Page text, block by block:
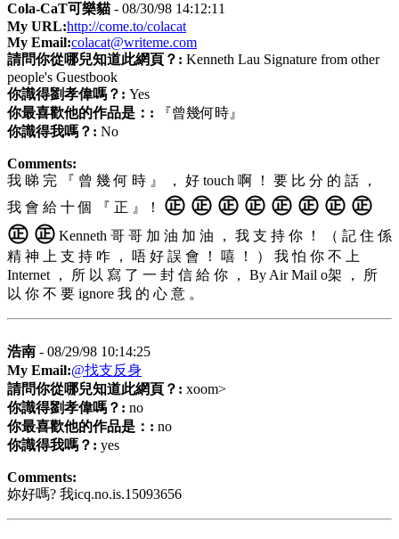
Cola-CaT可樂貓 - 08/30/98 14:12:11
My URL:http://come.to/colacat
My Email:colacat@writeme.com
請問你從哪兒知道此網頁？: Kenneth Lau Signature from other
people's Guestbook
你識得劉孝偉嗎？: Yes
你最喜歡他的作品是：: 『曾幾何時』
你識得我嗎？: No
Comments:
我 睇 完 『 曾 幾 何 時 』 ， 好 touch 啊 ！ 要 比 分 的 話 ，
我 會 給 十 個 『 正 』！ ㊣ ㊣ ㊣ ㊣ ㊣ ㊣ ㊣ ㊣
㊣ ㊣ Kenneth 哥 哥 加 油 加 油 ， 我 支 持 你 ！ （ 記 住 係
精 神 上 支 持 咋 ， 唔 好 誤 會 ！ 嘻 ！ ） 我 怕 你 不 上
Internet ， 所 以 寫 了 一 封 信 給 你 ， By Air Mail o架 ， 所
以 你 不 要 ignore 我 的 心 意 。
浩南 - 08/29/98 10:14:25
My Email:@找支反身
請問你從哪兒知道此網頁？: xoom>
你識得劉孝偉嗎？: no
你最喜歡他的作品是：: no
你識得我嗎？: yes
Comments:
妳好嗎? 我icq.no.is.15093656